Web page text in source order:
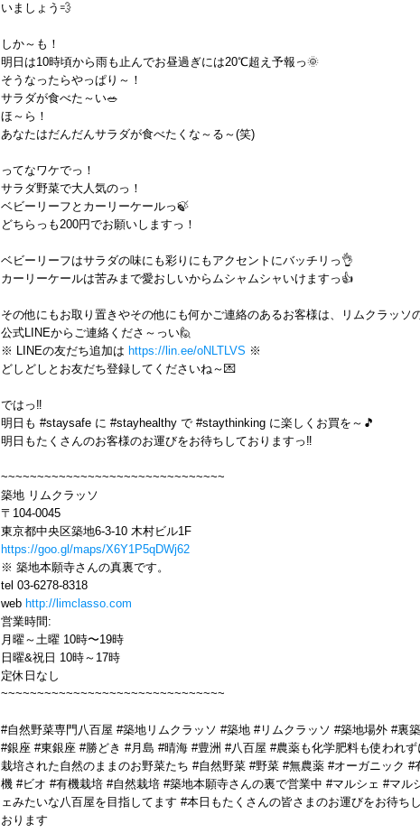
いましょう💨
しか～も！
明日は10時頃から雨も止んでお昼過ぎには20℃超え予報っ🌞
そうなったらやっぱり～！
サラダが食べた～い🥗
ほ～ら！
あなたはだんだんサラダが食べたくな～る～(笑)
ってなワケでっ！
サラダ野菜で大人気のっ！
ベビーリーフとカーリーケールっ🍃
どちらっも200円でお願いしますっ！
ベビーリーフはサラダの味にも彩りにもアクセントにバッチリっ👌
カーリーケールは苦みまで愛おしいからムシャムシャいけますっ👍
その他にもお取り置きやその他にも何かご連絡のあるお客様は、リムクラッソ
公式LINEからご連絡くださ～っい🙋
※ LINEの友だち追加は https://lin.ee/oNLTLVS ※
どしどしとお友だち登録してくださいね～💌
ではっ‼️
明日も #staysafe に #stayhealthy で #staythinking に楽しくお買を～🎵
明日もたくさんのお客様のお運びをお待ちしておりますっ‼️
~~~~~~~~~~~~~~~~~~~~~~~~~~~~~~~
築地 リムクラッソ
〒104-0045
東京都中央区築地6-3-10 木村ビル1F
https://goo.gl/maps/X6Y1P5qDWj62
※ 築地本願寺さんの真裏です。
tel 03-6278-8318
web http://limclasso.com
営業時間:
月曜～土曜 10時〜19時
日曜&祝日 10時～17時
定休日なし
~~~~~~~~~~~~~~~~~~~~~~~~~~~~~~~
#自然野菜専門八百屋 #築地リムクラッソ #築地 #リムクラッソ #築地場外 #裏
#銀座 #東銀座 #勝どき #月島 #晴海 #豊洲 #八百屋 #農薬も化学肥料も使われず
栽培された自然のままのお野菜たち #自然野菜 #野菜 #無農薬 #オーガニック #
機 #ビオ #有機栽培 #自然栽培 #築地本願寺さんの裏で営業中 #マルシェ #マル
ェみたいな八百屋を目指してます #本日もたくさんの皆さまのお運びをお待ち
おります